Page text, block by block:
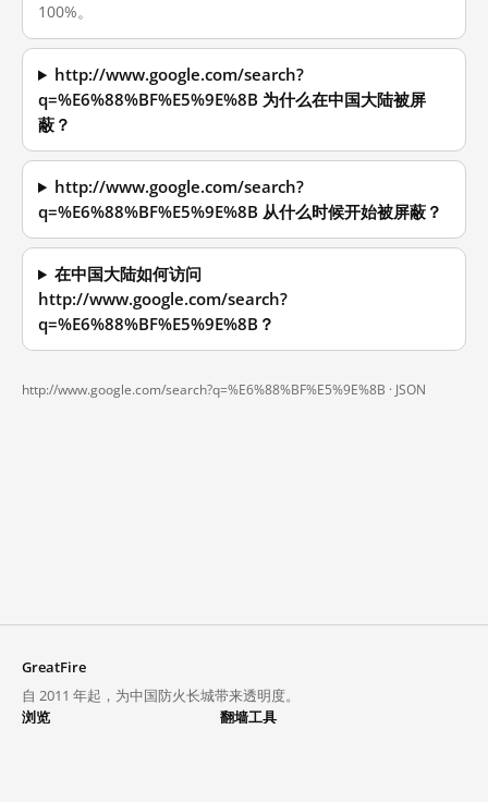
100%。
http://www.google.com/search?
q=%E6%88%BF%E5%9E%8B 为什么在中国大陆被屏
蔽？
http://www.google.com/search?
q=%E6%88%BF%E5%9E%8B 从什么时候开始被屏蔽？
在中国大陆如何访问
http://www.google.com/search?
q=%E6%88%BF%E5%9E%8B？
http://www.google.com/search?q=%E6%88%BF%E5%9E%8B · JSON
GreatFire
自 2011 年起，为中国防火长城带来透明度。
浏览
翻墙工具